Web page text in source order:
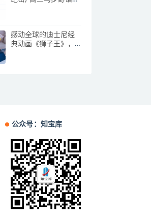
感动全球的迪士尼经
典动画《狮子王》，
公众号：知宝库